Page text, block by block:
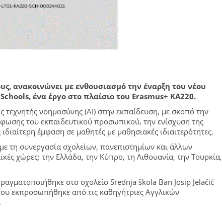
ανακοινώνει με ενθουσιασμό την έναρξη του νέου
ένα έργο στο πλαίσιο του Erasmus+ KA220.
νοημοσύνης (AI) στην εκπαίδευση, με σκοπό την
του εκπαιδευτικού προσωπικού, την ενίσχυση της
έμφαση σε μαθητές με μαθησιακές ιδιαιτερότητες.
τη συνεργασία σχολείων, πανεπιστημίων και άλλων
χώρες: την Ελλάδα, την Κύπρο, τη Λιθουανία, την Τουρκία,
στο σχολείο Srednja škola Ban Josip Jelačić
εκπροσωπήθηκε από τις καθηγήτριες Αγγλικών